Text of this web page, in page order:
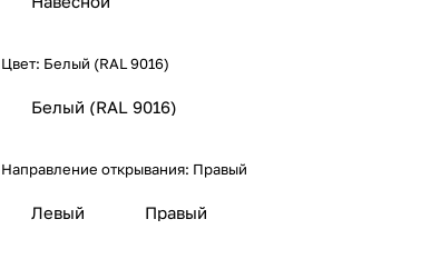
Цвет: Белый (RAL 9016)
Белый (RAL 9016)
Направление открывания: Правый
Левый Правый